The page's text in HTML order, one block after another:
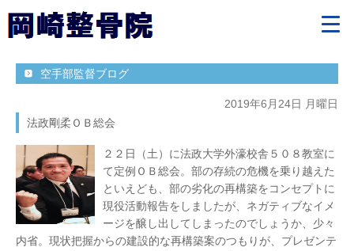
空手部監督ブログ
2019年6月24日 月曜日
法政剛柔ＯＢ総会
２２日（土）に法政大学外濠校舎５０８教室に
て定例ＯＢ総会。部の存続の危機を乗り越えた
といえども、部の劣化の再構築をコンセプトに
現役活動報告をしましたが、ネガティブなイメ
ージを醸し出してしまったのでしょうか、少々
内省。現状把握からの建設的な再構築案のつもりが、プレゼンテ